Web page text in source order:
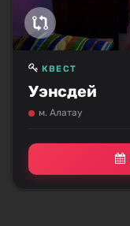
Уэнсдей
КВЕСТ
м. Алатау